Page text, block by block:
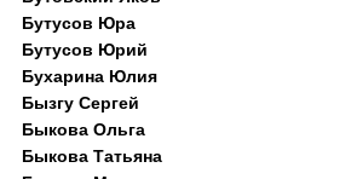
Бутусов Юра
Бутусов Юрий
Бухарина Юлия
Бызгу Сергей
Быкова Ольга
Быкова Татьяна